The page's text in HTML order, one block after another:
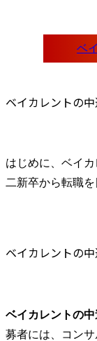
ベイカレントの
はじめに、ベイ
二新卒から転職
ベイカレントの
ベイカレントの
募者には、コン